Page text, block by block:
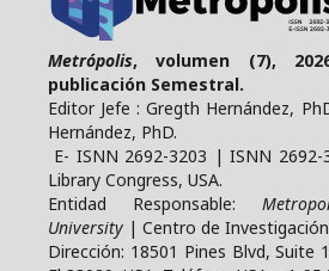
Metrópolis, volumen (7),
publicación Semestral.
Editor Jefe : Gregth Hernández,
Hernández, PhD.
E- ISNN 2692-3203 | ISNN
Library Congress, USA.
Entidad Responsable:
University | Centro de
Dirección: 18501 Pines Blvd, Suite